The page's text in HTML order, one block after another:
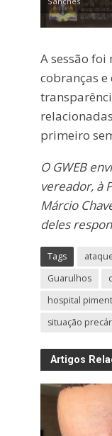
A sessão
cobranças
primeiro
O GWEB
vereador, à
Márcio
deles
Tags
Guarulhos
hospital
situação
Artigos